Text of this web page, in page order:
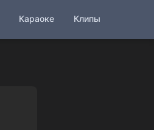
Караоке Клипы